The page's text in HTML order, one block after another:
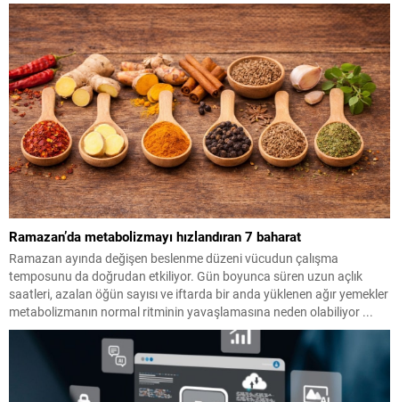
Ramazan’da metabolizmayı hızlandıran 7 baharat
Ramazan ayında değişen beslenme düzeni vücudun çalışma
temposunu da doğrudan etkiliyor. Gün boyunca süren uzun açlık
saatleri, azalan öğün sayısı ve iftarda bir anda yüklenen ağır yemekler
metabolizmanın normal ritminin yavaşlamasına neden olabiliyor ...